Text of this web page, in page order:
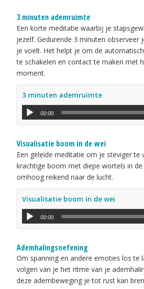
3 minuten ademruimte
Een korte meditatie waarbij je
jezelf. Gedurende 3 minuten observeer
je voelt. Het helpt je om de
te schakelen en contact te maken met
moment.
3 minuten ademruimte
00:00
Visualisatie boom in de wei
Een geleide meditatie om je steviger te
krachtige boom met diepe wortels in
omhoog reikend naar de lucht.
Visualisatie boom in de wei
00:00
Ademhalingsoefening
Om spanning en andere emoties los te
volgen van je het ritme van je
deze adembeweging je tot rust kan